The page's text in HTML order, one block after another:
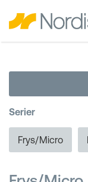
Laga &
Diska &
Serier
Frys/Micro